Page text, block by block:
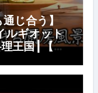
通じ合う】
ルギオット
王国 | 【厨